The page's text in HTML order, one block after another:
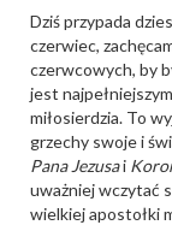
Dziś przypada
czerwiec,
czerwcowych, by
jest
miłosierdzia. To
grzechy swoje i
Pana Jezusai
uważniej wczytać
wielkiej apostołki